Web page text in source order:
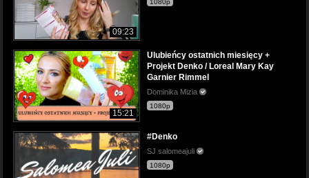
09:23
1080p
15:21
Ulubieńcy ostatnich miesięcy +
Projekt Denko / Loreal Mary Kay
Garnier Rimmel
Dominika Mizia
1080p
#Denko
SJ salomeajuli
1080p